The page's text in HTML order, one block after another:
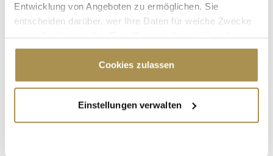
Entwicklung von Angeboten zu ermöglichen. Sie
entscheiden darüber, wer Ihre Daten für welche Zwecke
Cookie-Erklärung oder durch Klicken auf das Privacy
Trigger Symbol ändern oder widerrufen
Informationen über Ihre geografische Lage
erfassen, welche bis auf einige Meter genau sein
Cookies zulassen
Einstellungen verwalten